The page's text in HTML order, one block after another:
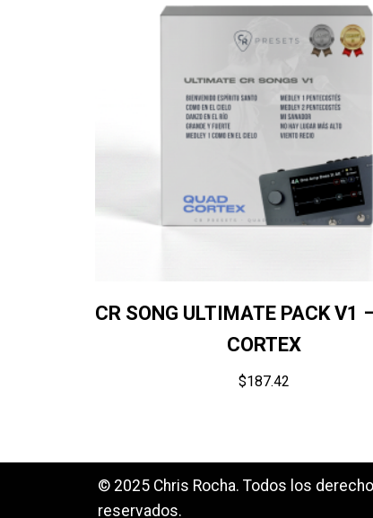
CR SONG ULTIMATE PACK V1
CORTEX
$187.42
© 2025 Chris Rocha. Todos los
reservados.